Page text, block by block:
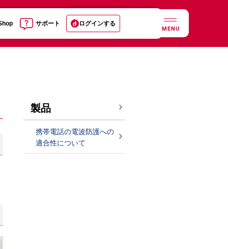
サポート ログインする
MENU
製品
携帯電話の電波防護への
適合性について